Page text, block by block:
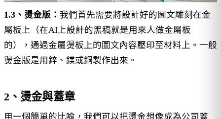
1.3、燙金版： 我們首先需要將設計好的圖文雕刻在金
屬板上（在AI上設計的黑稿就是用來人做金屬板
的），通過金屬燙板上的圖文內容壓印至材料上。一般
燙金版是用鋅、鎂或銅製作出來。
2、燙金與蓋章
用一個簡單的比喻，我們可以把燙金想像成為公司蓋